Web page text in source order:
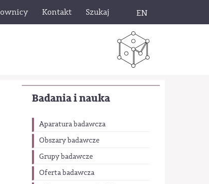
Kontakt Szukaj EN
Badania i nauka
Aparatura badawcza
Obszary badawcze
Grupy badawcze
Oferta badawcza